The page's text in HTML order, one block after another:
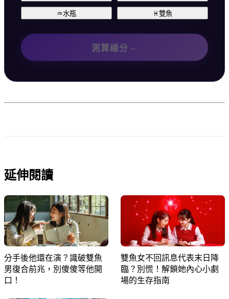
♒水瓶 ♓雙魚
測算緣分 →
延伸閱讀
分手後他還在演？識破雙魚
男復合前兆，別傻傻等他開
口！
雙魚女不回訊息代表末日降
臨？別慌！解鎖她內心小劇
場的生存指南